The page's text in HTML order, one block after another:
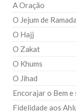
A Oração
O Jejum de
O Hajj
O Zakat
O Khums
O Jihad
Encorajar o Bem
Fidelidade aos